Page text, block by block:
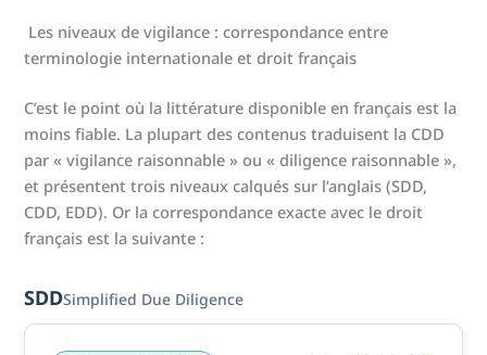
Les niveaux de vigilance : correspondance entre
terminologie internationale et droit français
C’est le point où la littérature disponible en français est la
moins fiable. La plupart des contenus traduisent la CDD
par « vigilance raisonnable » ou « diligence raisonnable »,
et présentent trois niveaux calqués sur l’anglais (SDD,
CDD, EDD). Or la correspondance exacte avec le droit
français est la suivante :
SDDSimplified Due Diligence